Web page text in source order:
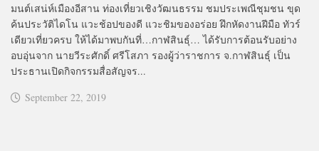
มนต์เสน่ห์เมืองอีสาน ท่องเที่ยวเชิงวัฒนธรรม ชมประเพณีชุมชน ขุด
ค้นประวัติไดโน แวะช้อปของดี แวะชิมของอร่อย ฝึกหัดงานฝีมือ ทัวร์
เดียวเที่ยวครบ ให้ได้มาพบกันที่…กาฬสินธุ์… ได้รับการต้อนรับอย่าง
อบอุ่นจาก นายวีระศักดิ์ ศรีโสภา รองผู้ว่าราชการ จ.กาฬสินธุ์ เป็น
ประธานเปิดกิจกรรมสื่อสัญจร...
September 22, 2019